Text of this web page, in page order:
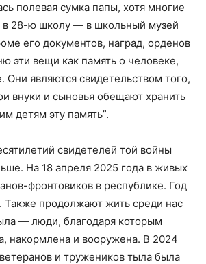
полевая сумка папы, хотя многие
в 28-ю школу — в школьный музей
его документов, наград, орденов
эти вещи как память о человеке,
Они являются свидетельством того,
внуки и сыновья обещают хранить
детям эту память”.
свидетелей той войны
На 18 апреля 2025 года в живых
фронтовиков в республике. Год
Также продолжают жить среди нас
— люди, благодаря которым
накормлена и вооружена. В 2024
и тружеников тыла была